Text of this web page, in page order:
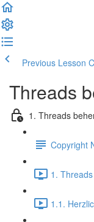
Previous Lesson
Threads
1. Threads
Copyright
1.
1.1.